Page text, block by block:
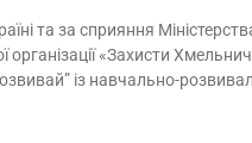
та за сприяння
«Захисти
із навчально-